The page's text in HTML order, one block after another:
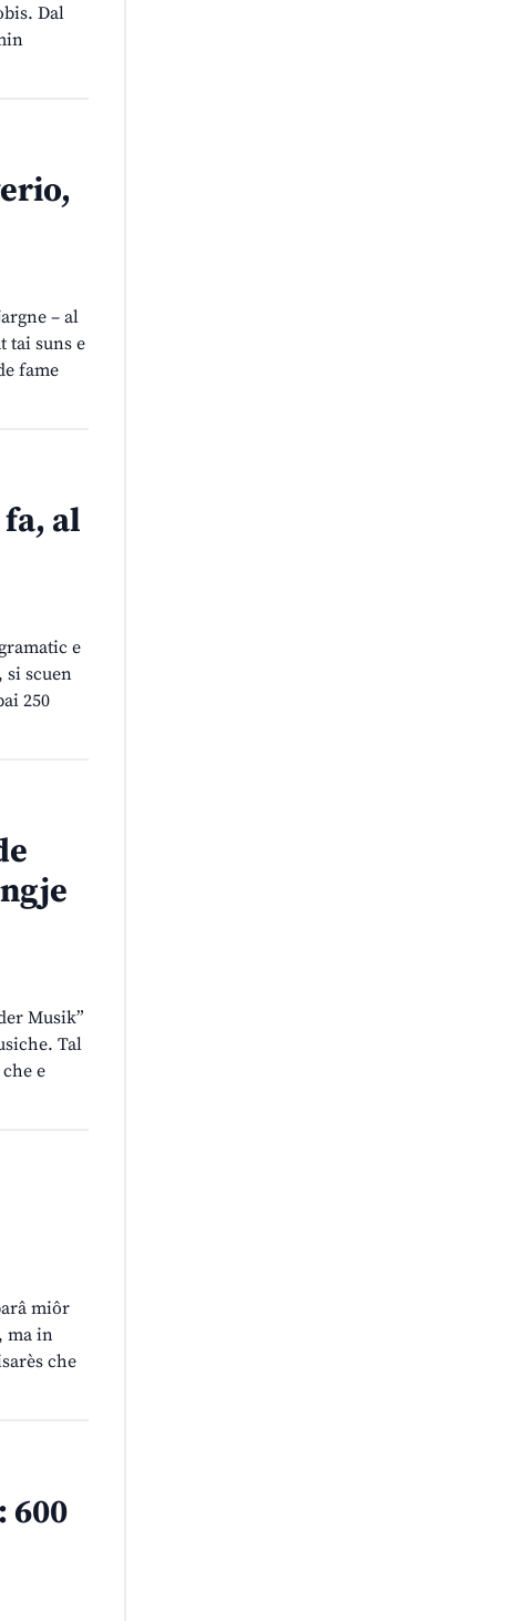
Dal
– al
tai suns e
fame
al
e
si scuen
250
Musik”
Tal
e
miôr
ma in
che
600